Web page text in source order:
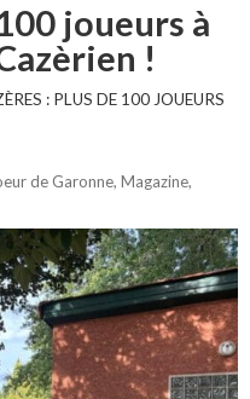
joueurs à
!
: PLUS DE 100 JOUEURS
de Garonne, Magazine,